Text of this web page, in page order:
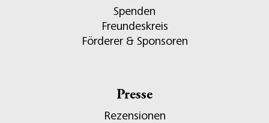
Spenden
Freundeskreis
Förderer & Sponsoren
Presse
Rezensionen